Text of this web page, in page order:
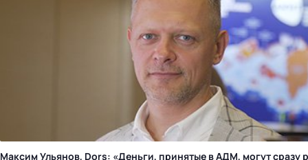
Максим Ульянов, Dors: «Деньги, принятые в АДМ, могут сразу